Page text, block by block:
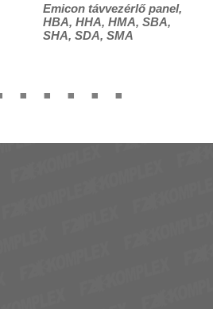
Emicon távvezérlő panel,
HBA, HHA, HMA, SBA,
SHA, SDA, SMA